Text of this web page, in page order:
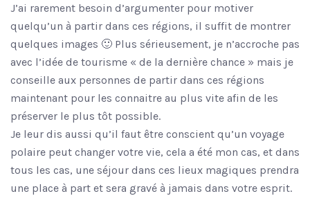
J’ai rarement besoin d’argumenter pour motiver
quelqu’un à partir dans ces régions, il suffit de montrer
quelques images 🙂 Plus sérieusement, je n’accroche pas
avec l’idée de tourisme « de la dernière chance » mais je
conseille aux personnes de partir dans ces régions
maintenant pour les connaitre au plus vite afin de les
préserver le plus tôt possible.
Je leur dis aussi qu’il faut être conscient qu’un voyage
polaire peut changer votre vie, cela a été mon cas, et dans
tous les cas, une séjour dans ces lieux magiques prendra
une place à part et sera gravé à jamais dans votre esprit.